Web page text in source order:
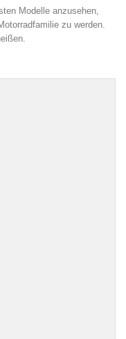
Modelle anzusehen,
zu werden.